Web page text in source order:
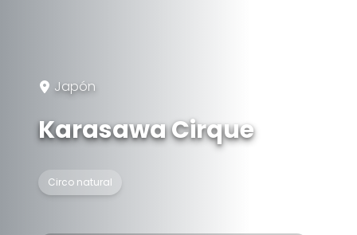
Japón
Karasawa Cirque
Circo natural